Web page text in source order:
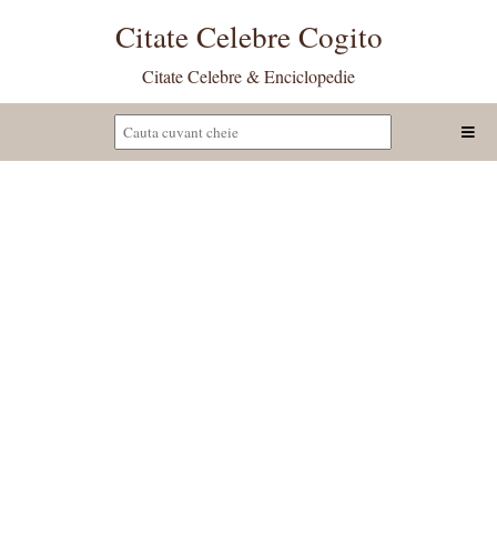
Citate Celebre Cogito
Citate Celebre & Enciclopedie